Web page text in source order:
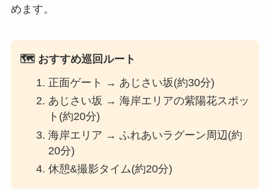
めます。
🗺️ おすすめ巡回ルート
正面ゲート → あじさい坂(約30分)
あじさい坂 → 海岸エリアの紫陽花スポッ
ト(約20分)
海岸エリア → ふれあいラグーン周辺(約
20分)
休憩&撮影タイム(約20分)